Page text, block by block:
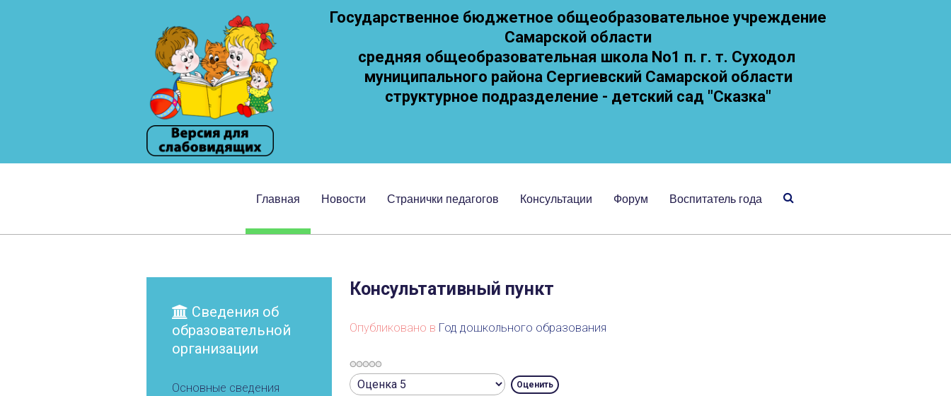
Государственное бюджетное общеобразовательное учреждение
Самарской области
средняя общеобразовательная школа No1 п. г. т. Суходол
муниципального района Сергиевский Самарской области
cтруктурное подразделение - детский сад "Сказка"
Главная Новости Странички педагогов Консультации Форум Воспитатель года
Консультативный пункт
Опубликовано в Год дошкольного образования
Рейтинг:
0/5
Пожалуйста,
Сведения об
образовательной
организации
Основные сведения